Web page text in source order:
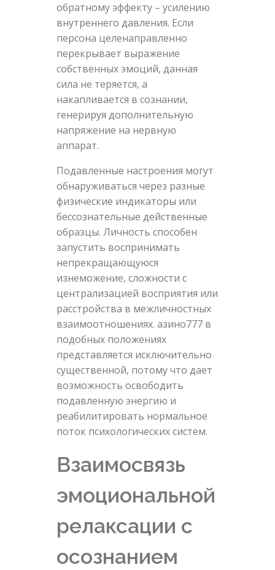
обратному эффекту – усилению
внутреннего давления. Если
персона целенаправленно
перекрывает выражение
собственных эмоций, данная
сила не теряется, а
накапливается в сознании,
генерируя дополнительную
напряжение на нервную
аппарат.
Подавленные настроения могут
обнаруживаться через разные
физические индикаторы или
бессознательные действенные
образцы. Личность способен
запустить воспринимать
непрекращающуюся
изнеможение, сложности с
централизацией восприятия или
расстройства в межличностных
взаимоотношениях. азино777 в
подобных положениях
представляется исключительно
существенной, потому что дает
возможность освободить
подавленную энергию и
реабилитировать нормальное
поток психологических систем.
Взаимосвязь
эмоциональной
релаксации с
осознанием